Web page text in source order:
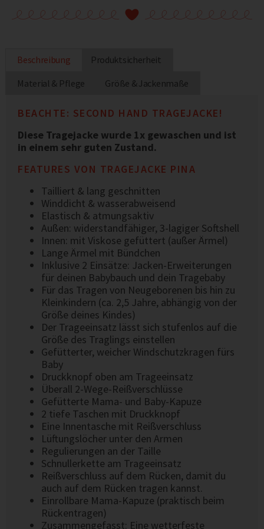
Beschreibung
Produktsicherheit
Material & Pflege
Größe & Jackenmaße
BEACHTE: SECOND HAND TRAGEJACKE!
Diese Tragejacke wurde 1x gewaschen und ist
in einem sehr guten Zustand.
FEATURES VON TRAGEJACKE PINA
Tailliert & lang geschnitten
Winddicht & wasserabweisend
Elastisch & atmungsaktiv
Außen: widerstandfähiger, 3-lagiger Softshell
Innen: mit Viskose gefüttert (außer Ärmel)
Lange Ärmel mit Bündchen
Inklusive 2 Einsätze: Jacken-Erweiterungen
für deinen Babybauch und dein Tragebaby
Für das Tragen von Neugeborenen bis hin zu
Kleinkindern (ca. 2,5 Jahre, abhängig von der
Größe deines Kindes)
Der Trageeinsatz lässt sich stufenlos auf die
Größe des Traglings einstellen
Gefütterter, weicher Windschutzkragen fürs
Baby
Druckknopf oben am Trageeinsatz
Überall 2-Wege-Reißverschlüsse
Gefütterte Mama- und Baby-Kapuze
2 tiefe Taschen mit Druckknopf
Eine Innentasche mit Reißverschluss
Lüftungslöcher unter den Armen
Regulierungen an der Taille
Schnullerkette am Trageeinsatz
Reißverschluss auf dem Rücken, damit du
auch auf dem Rücken tragen kannst.
Einrollbare Mama-Kapuze (praktisch beim
Rückentragen)
Zusammengefasst: Eine wetterfeste